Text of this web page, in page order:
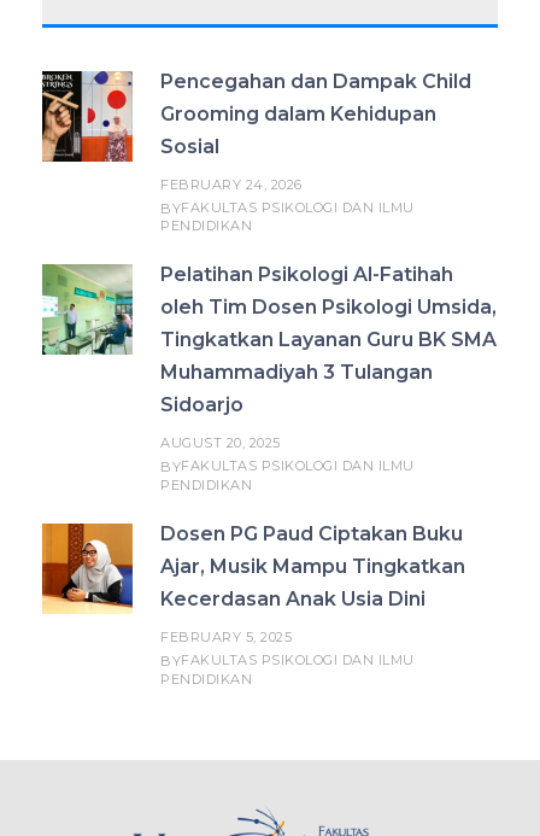
Pencegahan dan Dampak Child
Grooming dalam Kehidupan
Sosial
FEBRUARY 24, 2026
BYFAKULTAS PSIKOLOGI DAN ILMU
PENDIDIKAN
Pelatihan Psikologi Al-Fatihah
oleh Tim Dosen Psikologi Umsida,
Tingkatkan Layanan Guru BK SMA
Muhammadiyah 3 Tulangan
Sidoarjo
AUGUST 20, 2025
BYFAKULTAS PSIKOLOGI DAN ILMU
PENDIDIKAN
Dosen PG Paud Ciptakan Buku
Ajar, Musik Mampu Tingkatkan
Kecerdasan Anak Usia Dini
FEBRUARY 5, 2025
BYFAKULTAS PSIKOLOGI DAN ILMU
PENDIDIKAN